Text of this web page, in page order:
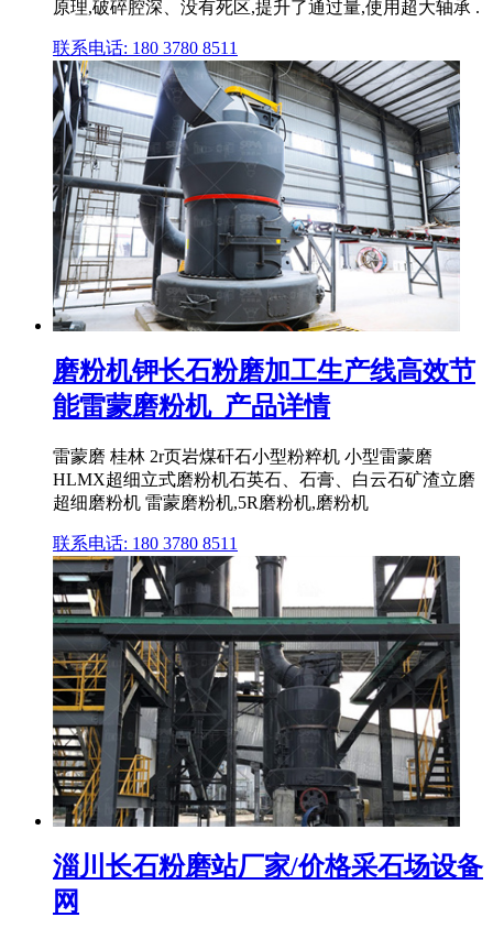
原理,破碎腔深、没有死区,提升了通过量,使用超大轴承 .
联系电话: 180 3780 8511
磨粉机钾长石粉磨加工生产线高效节
能雷蒙磨粉机_产品详情
雷蒙磨 桂林 2r页岩煤矸石小型粉粹机 小型雷蒙磨
HLMX超细立式磨粉机石英石、石膏、白云石矿渣立磨
超细磨粉机 雷蒙磨粉机,5R磨粉机,磨粉机
联系电话: 180 3780 8511
淄川长石粉磨站厂家/价格采石场设备
网